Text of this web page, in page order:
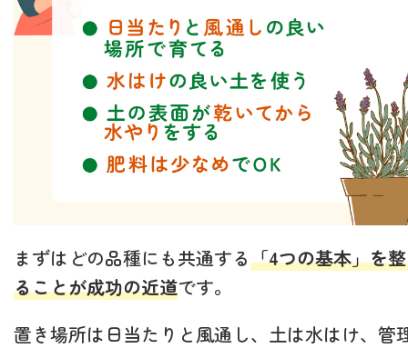
まずはどの品種にも共通する「4つの基本」を
ることが成功の近道です。
置き場所は日当たりと風通し、土は水はけ、管